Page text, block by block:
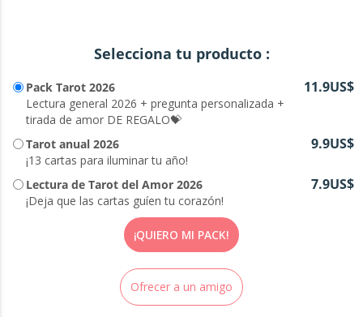
Selecciona tu producto :
Pack Tarot 2026
Lectura general 2026 + pregunta personalizada +
tirada de amor DE REGALO💝
11.9US$
Tarot anual 2026
¡13 cartas para iluminar tu año!
9.9US$
Lectura de Tarot del Amor 2026
¡Deja que las cartas guíen tu corazón!
7.9US$
¡QUIERO MI PACK!
Ofrecer a un amigo